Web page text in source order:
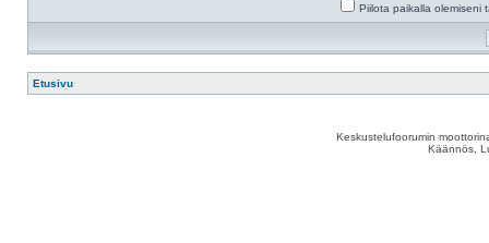
Piilota paikalla olemiseni
Etusivu
Keskustelufoorumin
Käännös,